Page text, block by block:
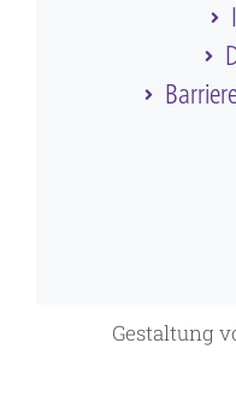
Gestaltung